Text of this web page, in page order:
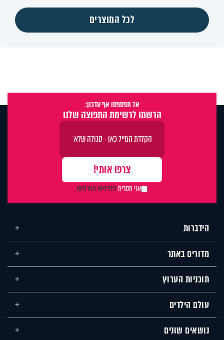
לכל המוצרים
אל תפספסו אף עדכון:
הרשמו לרשימת התפוצה שלנו
אני מסכיםלמדיניות הפרטיות
הידברות
מדורים באתר
תוכניות הערוץ
עולם הילדים
נושאים שונים